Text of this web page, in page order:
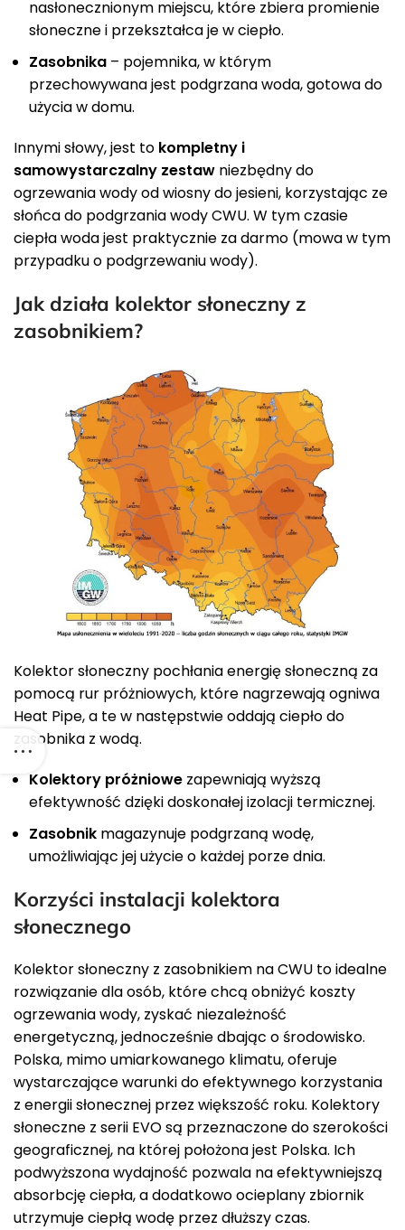
nasłonecznionym miejscu, które zbiera promienie
słoneczne i przekształca je w ciepło.
Zasobnika – pojemnika, w którym
przechowywana jest podgrzana woda, gotowa do
użycia w domu.
Innymi słowy, jest to kompletny i
samowystarczalny zestaw niezbędny do
ogrzewania wody od wiosny do jesieni, korzystając ze
słońca do podgrzania wody CWU. W tym czasie
ciepła woda jest praktycznie za darmo (mowa w tym
przypadku o podgrzewaniu wody).
Jak działa kolektor słoneczny z
zasobnikiem?
Kolektor słoneczny pochłania energię słoneczną za
pomocą rur próżniowych, które nagrzewają ogniwa
Heat Pipe, a te w następstwie oddają ciepło do
zasobnika z wodą.
Kolektory próżniowe zapewniają wyższą
efektywność dzięki doskonałej izolacji termicznej.
Zasobnik magazynuje podgrzaną wodę,
umożliwiając jej użycie o każdej porze dnia.
Korzyści instalacji kolektora
słonecznego
Kolektor słoneczny z zasobnikiem na CWU to idealne
rozwiązanie dla osób, które chcą obniżyć koszty
ogrzewania wody, zyskać niezależność
energetyczną, jednocześnie dbając o środowisko.
Polska, mimo umiarkowanego klimatu, oferuje
wystarczające warunki do efektywnego korzystania
z energii słonecznej przez większość roku. Kolektory
słoneczne z serii EVO są przeznaczone do szerokości
geograficznej, na której położona jest Polska. Ich
podwyższona wydajność pozwala na efektywniejszą
absorbcję ciepła, a dodatkowo ocieplany zbiornik
utrzymuje ciepłą wodę przez dłuższy czas.